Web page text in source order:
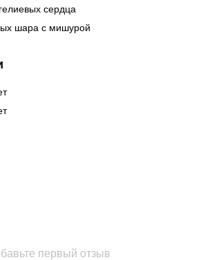
сердца
шара с мишурой
первый отзыв